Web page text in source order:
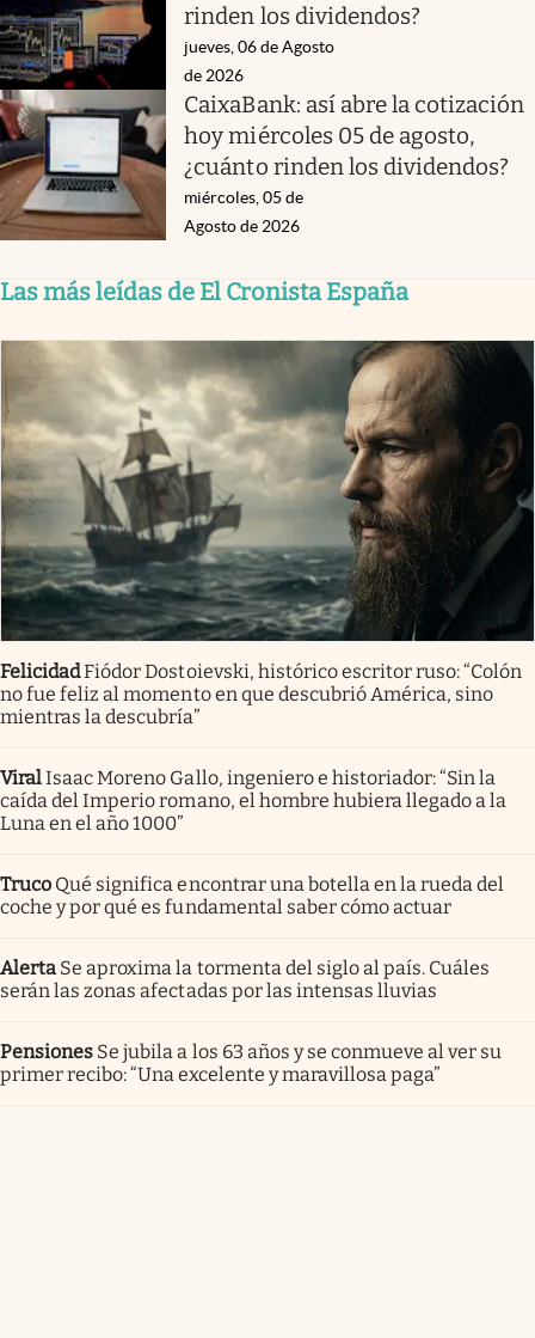
rinden los dividendos?
jueves, 06 de Agosto
de 2026
CaixaBank: así abre la cotización
hoy miércoles 05 de agosto,
¿cuánto rinden los dividendos?
miércoles, 05 de
Agosto de 2026
Las más leídas de El Cronista España
FelicidadFiódor Dostoievski, histórico escritor ruso: “Colón
no fue feliz al momento en que descubrió América, sino
mientras la descubría”
ViralIsaac Moreno Gallo, ingeniero e historiador: “Sin la
caída del Imperio romano, el hombre hubiera llegado a la
Luna en el año 1000”
Truco Qué significa encontrar una botella en la rueda del
coche y por qué es fundamental saber cómo actuar
Alerta Se aproxima la tormenta del siglo al país. Cuáles
serán las zonas afectadas por las intensas lluvias
Pensiones Se jubila a los 63 años y se conmueve al ver su
primer recibo: “Una excelente y maravillosa paga”